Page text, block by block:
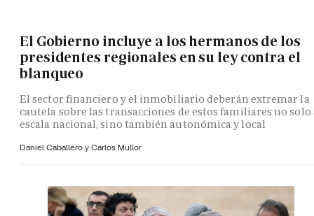
El Gobierno incluye a los hermanos de los
presidentes regionales en su ley contra el
blanqueo
El sector financiero y el inmobiliario deberán extremar la
cautela sobre las transacciones de estos familiares no solo
escala nacional, sino también autonómica y local
Daniel Caballero y Carlos Mullor